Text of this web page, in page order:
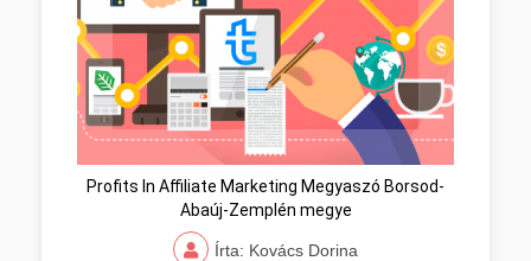
Profits In Affiliate Marketing Megyaszó Borsod-
Abaúj-Zemplén megye
Írta: Kovács Dorina